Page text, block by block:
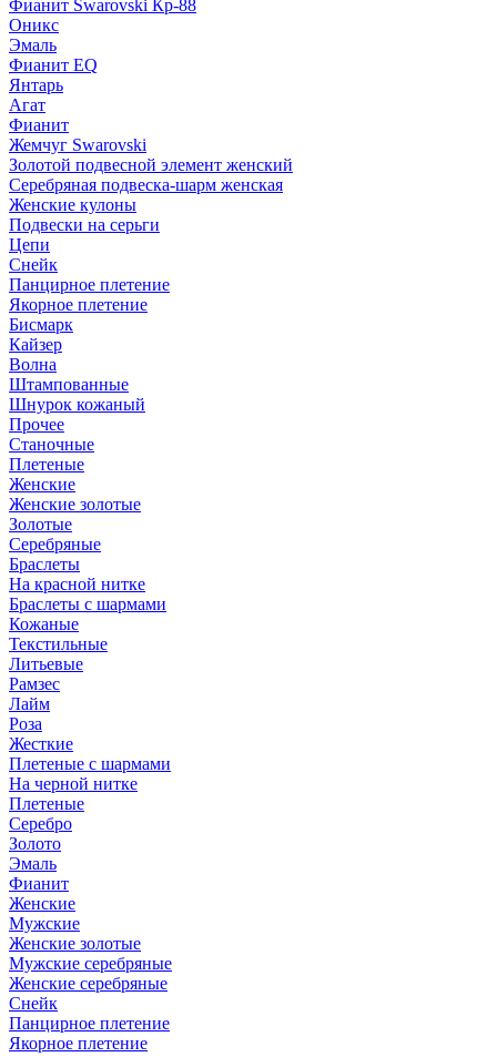
Фианит Swarovski Кр-88
Оникс
Эмаль
Фианит EQ
Янтарь
Агат
Фианит
Жемчуг Swarovski
Золотой подвесной элемент женcкий
Серебряная подвеска-шарм женская
Женские кулоны
Подвески на серьги
Цепи
Снейк
Панцирное плетение
Якорное плетение
Бисмарк
Кайзер
Волна
Штампованные
Шнурок кожаный
Прочее
Станочные
Плетеные
Женские
Женские золотые
Золотые
Серебряные
Браслеты
На красной нитке
Браслеты с шармами
Кожаные
Текстильные
Литьевые
Рамзес
Лайм
Роза
Жесткие
Плетеные с шармами
На черной нитке
Плетеные
Серебро
Золото
Эмаль
Фианит
Женские
Мужские
Женские золотые
Мужские серебряные
Женские серебряные
Снейк
Панцирное плетение
Якорное плетение